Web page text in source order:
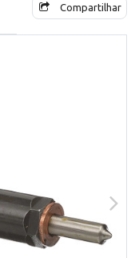
Compartilhar